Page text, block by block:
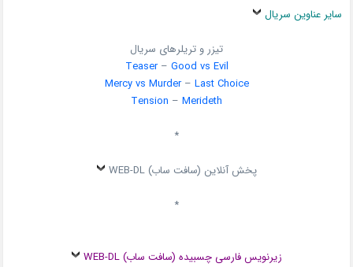
سایر عناوین سریال
تیزر و تریلرهای سریال
Teaser– Good vs Evil
Mercy vs Murder– Last Choice
Tension – Merideth
*
پخش آنلاین (سافت ساب) WEB-DL
*
زیرنویس فارسی چسبیده (سافت ساب) WEB-DL